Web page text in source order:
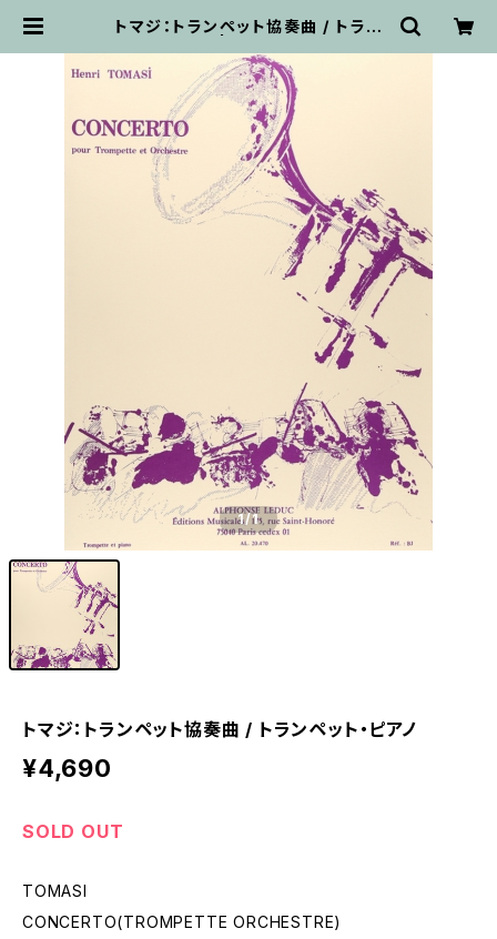
トマジ：トランペット協奏曲 / トラン
トリエ・デ・くっきぃず
1/1
トマジ：トランペット協奏曲 / トランペット・ピアノ
¥4,690
SOLD OUT
TOMASI
CONCERTO(TROMPETTE ORCHESTRE)